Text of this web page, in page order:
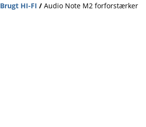
Brugt HI-FI / Audio Note M2 forforstærker